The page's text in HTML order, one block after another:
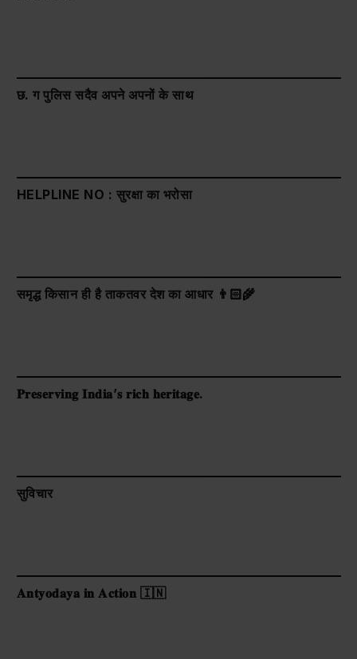
छ. ग पुलिस सदैव अपने अपनों के साथ
HELPLINE NO : सुरक्षा का भरोसा
समृद्ध किसान ही है ताकतवर देश का आधार 👨🏻‍🌾
𝐏𝐫𝐞𝐬𝐞𝐫𝐯𝐢𝐧𝐠 𝐈𝐧𝐝𝐢𝐚’𝐬 𝐫𝐢𝐜𝐡 𝐡𝐞𝐫𝐢𝐭𝐚𝐠𝐞.
सुविचार
𝐀𝐧𝐭𝐲𝐨𝐝𝐚𝐲𝐚 𝐢𝐧 𝐀𝐜𝐭𝐢𝐨𝐧 🇮🇳